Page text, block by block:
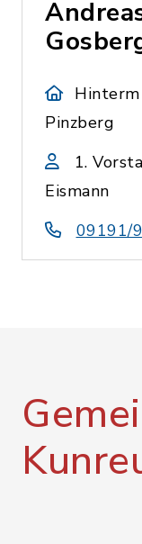
Pinzberg
1.
Eismann
09191/